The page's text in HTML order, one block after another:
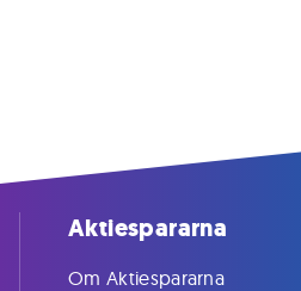
Aktiespararna
Om Aktiespararna